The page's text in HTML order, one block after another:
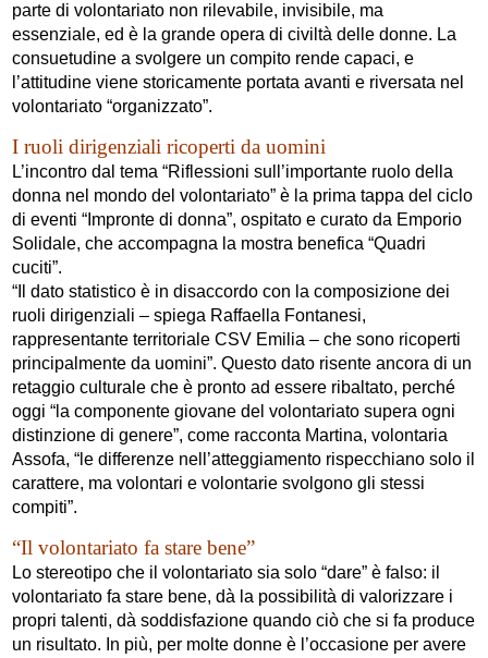
parte di volontariato non rilevabile, invisibile, ma
essenziale, ed è la grande opera di civiltà delle donne. La
consuetudine a svolgere un compito rende capaci, e
l’attitudine viene storicamente portata avanti e riversata nel
volontariato “organizzato”.
I ruoli dirigenziali ricoperti da uomini
L’incontro dal tema “Riflessioni sull’importante ruolo della
donna nel mondo del volontariato” è la prima tappa del ciclo
di eventi “Impronte di donna”, ospitato e curato da Emporio
Solidale, che accompagna la mostra benefica “Quadri
cuciti”.
“Il dato statistico è in disaccordo con la composizione dei
ruoli dirigenziali – spiega Raffaella Fontanesi,
rappresentante territoriale CSV Emilia – che sono ricoperti
principalmente da uomini”. Questo dato risente ancora di un
retaggio culturale che è pronto ad essere ribaltato, perché
oggi “la componente giovane del volontariato supera ogni
distinzione di genere”, come racconta Martina, volontaria
Assofa, “le differenze nell’atteggiamento rispecchiano solo il
carattere, ma volontari e volontarie svolgono gli stessi
compiti”.
“Il volontariato fa stare bene”
Lo stereotipo che il volontariato sia solo “dare” è falso: il
volontariato fa stare bene, dà la possibilità di valorizzare i
propri talenti, dà soddisfazione quando ciò che si fa produce
un risultato. In più, per molte donne è l’occasione per avere